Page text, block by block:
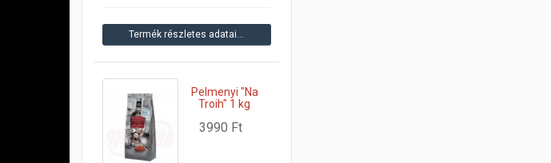
Termék részletes adatai…
Pelmenyi "Na
Troih" 1 kg
3990 Ft